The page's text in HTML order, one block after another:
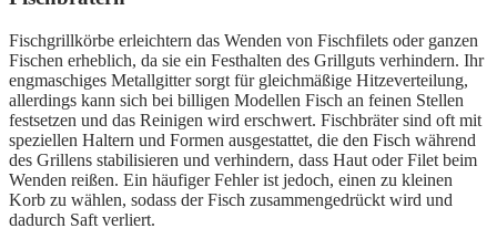
Fischgrillkörbe erleichtern das Wenden von Fischfilets oder ganzen
Fischen erheblich, da sie ein Festhalten des Grillguts verhindern. Ihr
engmaschiges Metallgitter sorgt für gleichmäßige Hitzeverteilung,
allerdings kann sich bei billigen Modellen Fisch an feinen Stellen
festsetzen und das Reinigen wird erschwert. Fischbräter sind oft mit
speziellen Haltern und Formen ausgestattet, die den Fisch während
des Grillens stabilisieren und verhindern, dass Haut oder Filet beim
Wenden reißen. Ein häufiger Fehler ist jedoch, einen zu kleinen
Korb zu wählen, sodass der Fisch zusammengedrückt wird und
dadurch Saft verliert.